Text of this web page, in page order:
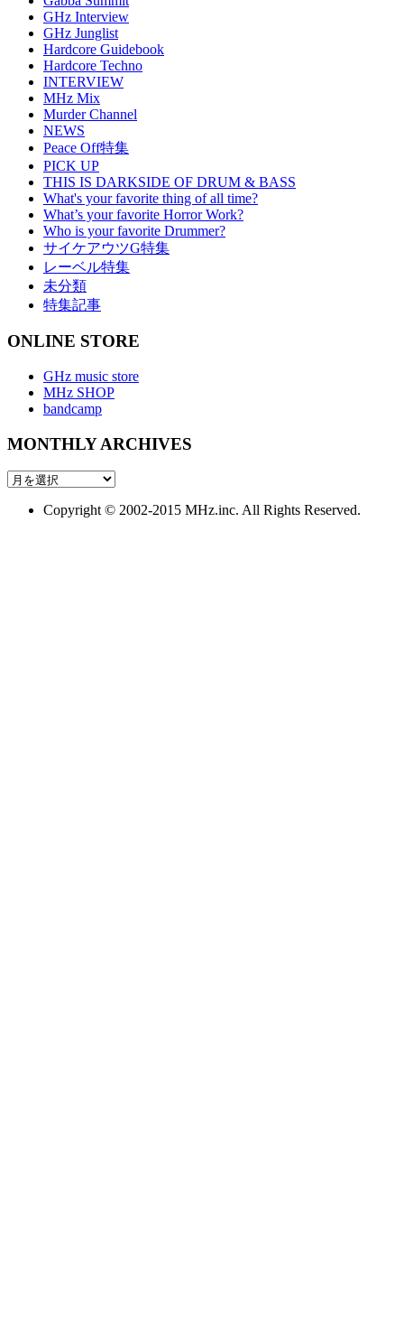
GHz Interview
GHz Junglist
Hardcore Guidebook
Hardcore Techno
INTERVIEW
MHz Mix
Murder Channel
NEWS
Peace Off特集
PICK UP
THIS IS DARKSIDE OF DRUM & BASS
What's your favorite thing of all time?
What’s your favorite Horror Work?
Who is your favorite Drummer?
サイケアウツG特集
レーベル特集
未分類
特集記事
ONLINE STORE
GHz music store
MHz SHOP
bandcamp
MONTHLY ARCHIVES
MONTHLY
Copyright © 2002-2015 MHz.inc. All Rights Reserved.